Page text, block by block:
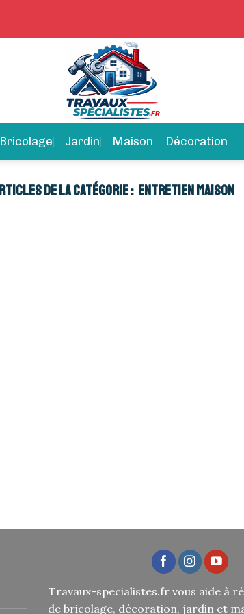
Bricolage Jardin Maison Décoration
ENTRETIEN MAISON
Travaux-specialistes.fr vous aide à
de bricolage, décoration, jardin et